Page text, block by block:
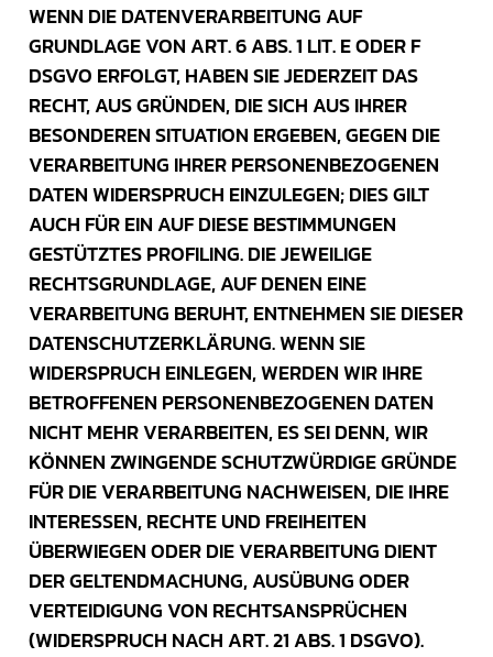
WENN DIE DATENVERARBEITUNG AUF
GRUNDLAGE VON ART. 6 ABS. 1 LIT. E ODER F
DSGVO ERFOLGT, HABEN SIE JEDERZEIT DAS
RECHT, AUS GRÜNDEN, DIE SICH AUS IHRER
BESONDEREN SITUATION ERGEBEN, GEGEN DIE
VERARBEITUNG IHRER PERSONENBEZOGENEN
DATEN WIDERSPRUCH EINZULEGEN; DIES GILT
AUCH FÜR EIN AUF DIESE BESTIMMUNGEN
GESTÜTZTES PROFILING. DIE JEWEILIGE
RECHTSGRUNDLAGE, AUF DENEN EINE
VERARBEITUNG BERUHT, ENTNEHMEN SIE DIESER
DATENSCHUTZERKLÄRUNG. WENN SIE
WIDERSPRUCH EINLEGEN, WERDEN WIR IHRE
BETROFFENEN PERSONENBEZOGENEN DATEN
NICHT MEHR VERARBEITEN, ES SEI DENN, WIR
KÖNNEN ZWINGENDE SCHUTZWÜRDIGE GRÜNDE
FÜR DIE VERARBEITUNG NACHWEISEN, DIE IHRE
INTERESSEN, RECHTE UND FREIHEITEN
ÜBERWIEGEN ODER DIE VERARBEITUNG DIENT
DER GELTENDMACHUNG, AUSÜBUNG ODER
VERTEIDIGUNG VON RECHTSANSPRÜCHEN
(WIDERSPRUCH NACH ART. 21 ABS. 1 DSGVO).